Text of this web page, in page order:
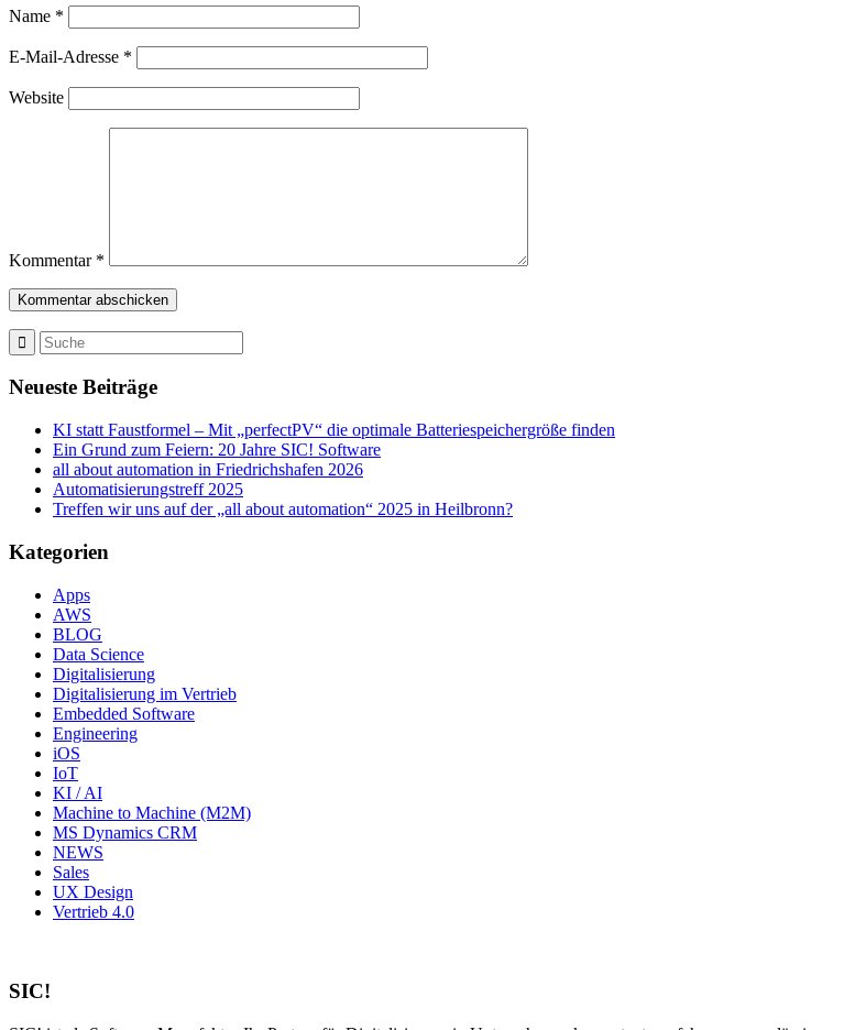
Name *
E-Mail-Adresse *
Website
Kommentar *
Neueste Beiträge
KI statt Faustformel – Mit „perfectPV“ die optimale Batteriespeichergröße finden
Ein Grund zum Feiern: 20 Jahre SIC! Software
all about automation in Friedrichshafen 2026
Automatisierungstreff 2025
Treffen wir uns auf der „all about automation“ 2025 in Heilbronn?
Kategorien
Apps
AWS
BLOG
Data Science
Digitalisierung
Digitalisierung im Vertrieb
Embedded Software
Engineering
iOS
IoT
KI / AI
Machine to Machine (M2M)
MS Dynamics CRM
NEWS
Sales
UX Design
Vertrieb 4.0
SIC!